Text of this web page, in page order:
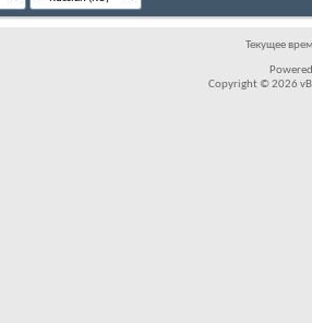
Текущее
Copyright © 2026